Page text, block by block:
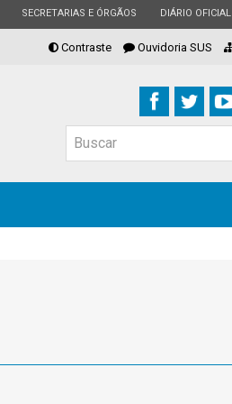
ESTADO
SECRETARIAS E ÓRGÃOS ESTADO
DIÁRIO OFICIAL
Contraste Ouvidoria SUS